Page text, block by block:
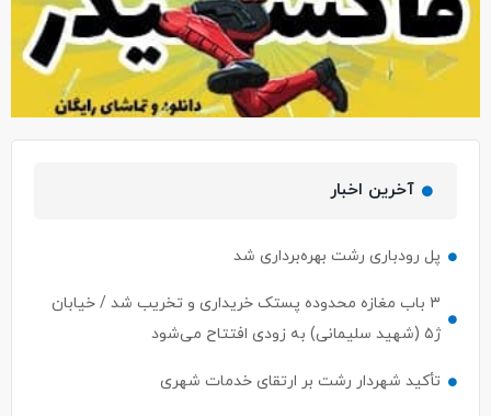
آخرین اخبار
۳ باب مغازه محدوده پستک خریداری و تخریب شد / خیابان
تأکید شهردار رشت بر ارتقای خدمات شهری
ابر قهرمانان مرموز، نخستین سریال ابرقهرمانی ایران